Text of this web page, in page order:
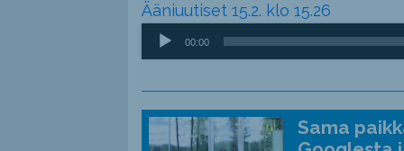
Ääniuutiset 15.2. klo 15.26
Äänitoistin
00:00
Sama